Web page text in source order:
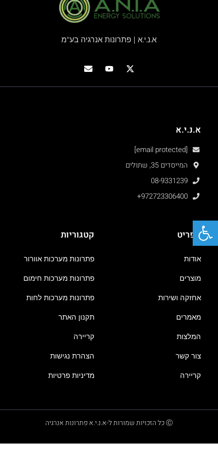
א.נ.י.א | פתרונות אנרגיה בע"מ
א.נ.י.א
[email protected]
המייסדים 35, שתולים
08-9331239
+972723306400
תפריט
אודות
מוצרים
אחזקה ושירות
מאמרים
המלצות
צור קשר
קריירה
קטגוריות
פתרונות מערכות אוורור
פתרונות מערכות חימום
פתרונות מערכות לחות
תקנון האתר
קריירה
הצהרת נגישות
מדיניות פרטיות
Ⓒ כל הזכויות שמורות ל-א.נ.י.א פתרונות אנרגיה
פתח סרגל נגישות